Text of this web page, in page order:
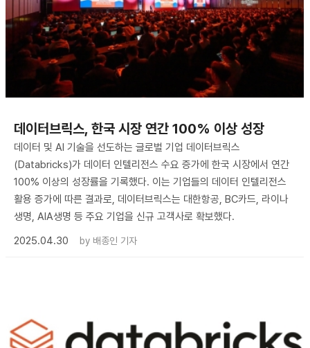
데이터브릭스, 한국 시장 연간 100% 이상 성장
데이터 및 AI 기술을 선도하는 글로벌 기업 데이터브릭스
(Databricks)가 데이터 인텔리전스 수요 증가에 한국 시장에서 연간
100% 이상의 성장률을 기록했다. 이는 기업들의 데이터 인텔리전스
활용 증가에 따른 결과로, 데이터브릭스는 대한항공, BC카드, 라이나
생명, AIA생명 등 주요 기업을 신규 고객사로 확보했다.
2025.04.30
by 배종인 기자